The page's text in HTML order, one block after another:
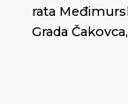
rata
Grada